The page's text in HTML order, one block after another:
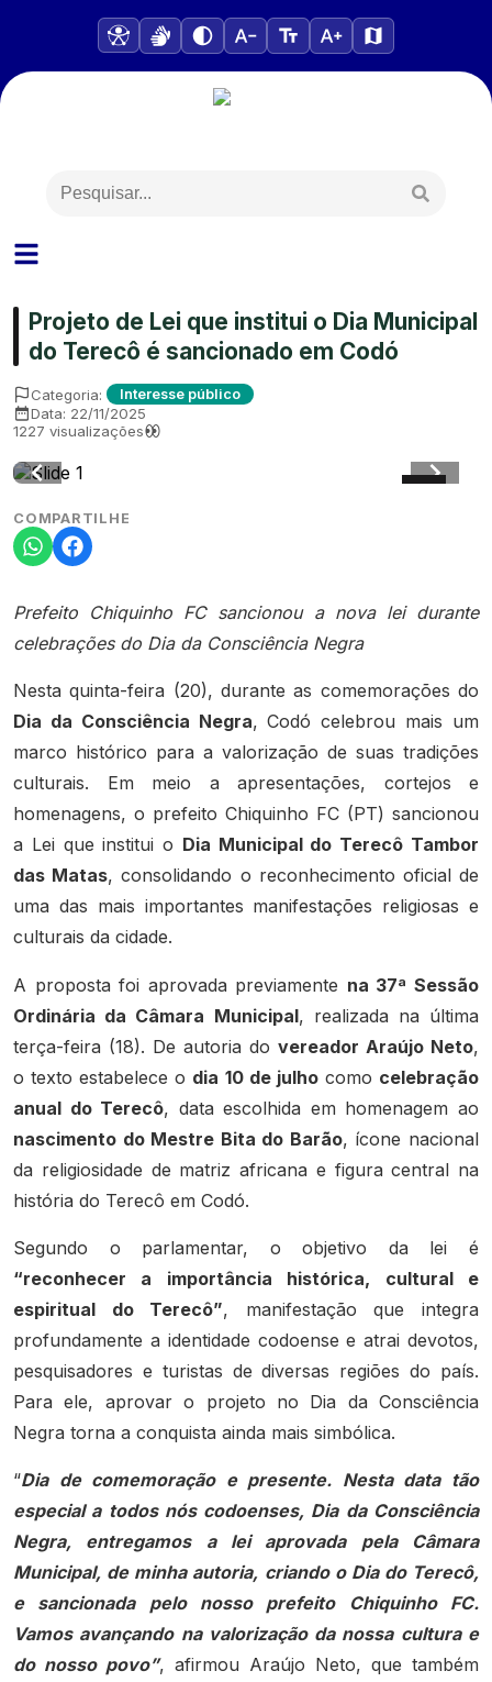
Projeto de Lei que institui o Dia Municipal
do Terecô é sancionado em Codó
Categoria: Interesse público
Data: 22/11/2025
1227 visualizações
COMPARTILHE
Prefeito Chiquinho FC sancionou a nova lei durante
celebrações do Dia da Consciência Negra
Nesta quinta-feira (20), durante as comemorações do
Dia da Consciência Negra, Codó celebrou mais um
marco histórico para a valorização de suas tradições
culturais. Em meio a apresentações, cortejos e
homenagens, o prefeito Chiquinho FC (PT) sancionou
a Lei que institui o Dia Municipal do Terecô Tambor
das Matas, consolidando o reconhecimento oficial de
uma das mais importantes manifestações religiosas e
culturais da cidade.
A proposta foi aprovada previamente na 37ª Sessão
Ordinária da Câmara Municipal, realizada na última
terça-feira (18). De autoria do vereador Araújo Neto,
o texto estabelece o dia 10 de julhocomo celebração
anual do Terecô, data escolhida em homenagem ao
nascimento do Mestre Bita do Barão, ícone nacional
da religiosidade de matriz africana e figura central na
história do Terecô em Codó.
Segundo o parlamentar, o objetivo da lei é
“reconhecer a importância histórica, cultural e
espiritual do Terecô”, manifestação que integra
profundamente a identidade codoense e atrai devotos,
pesquisadores e turistas de diversas regiões do país.
Para ele, aprovar o projeto no Dia da Consciência
Negra torna a conquista ainda mais simbólica.
“Dia de comemoração e presente. Nesta data tão
especial a todos nós codoenses, Dia da Consciência
Negra, entregamos a lei aprovada pela Câmara
Municipal, de minha autoria, criando o Dia do Terecô,
e sancionada pelo nosso prefeito Chiquinho FC.
Vamos avançando na valorização da nossa cultura e
do nosso povo”, afirmou Araújo Neto, que também